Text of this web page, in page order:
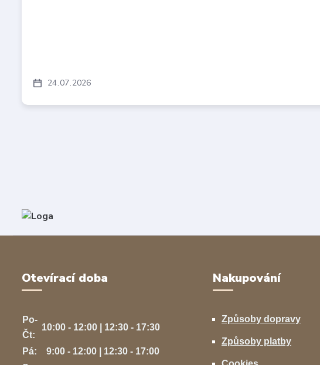
24 07 2026
Otevírací doba
Po-
Čt:
10:00 - 12:00 | 12:30 - 17:30
Pá:
9:00 - 12:00 | 12:30 - 17:00
Nakupování
Způsoby dopravy
Způsoby platby